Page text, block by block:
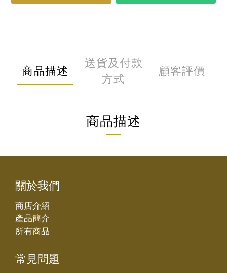
商品描述
送貨及付款
方式
顧客評價
商品描述
關於我們
商店介紹
產品簡介
所有商品
常見問題